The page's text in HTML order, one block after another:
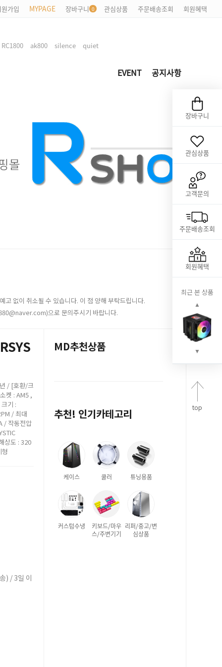
가입 MYPAGE 장바구니 관심상품 주문배송조회 회원혜택
RC1800 ak800 silence quiet
EVENT 공지사항
없이 취소될 수 있습니다. 이 점 양해 부탁드립니다.
으로 문의주시기 바랍니다.
/ [호환/크
켓 : AM5 ,
기 :
/ 최대
/ 작동전압
상도 : 320
) / 3일 이
MD추천상품
추천! 인기카테고리
케이스 쿨러 튜닝용품
커스텀수냉
키보드/마우
스/주변기기
리퍼/중고/변
심상품
장바구니
관심상품
고객문의
주문배송조회
회원혜택
최근 본 상품
▲
▼